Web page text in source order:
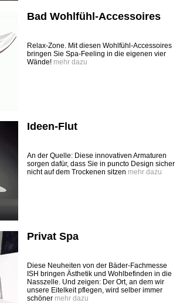
Bad Wohlfühl-Accessoires
Relax-Zone. Mit diesen Wohlfühl-Accessoires
bringen Sie Spa-Feeling in die eigenen vier
Wände! mehr dazu
Ideen-Flut
An der Quelle: Diese innovativen Armaturen
sorgen dafür, dass Sie in puncto Design sicher
nicht auf dem Trockenen sitzen mehr dazu
Privat Spa
Diese Neuheiten von der Bäder-Fachmesse
ISH bringen Ästhetik und Wohlbefinden in die
Nasszelle. Und zeigen: Der Ort, an dem wir
unsere Eitelkeit pflegen, wird selber immer
schöner mehr dazu